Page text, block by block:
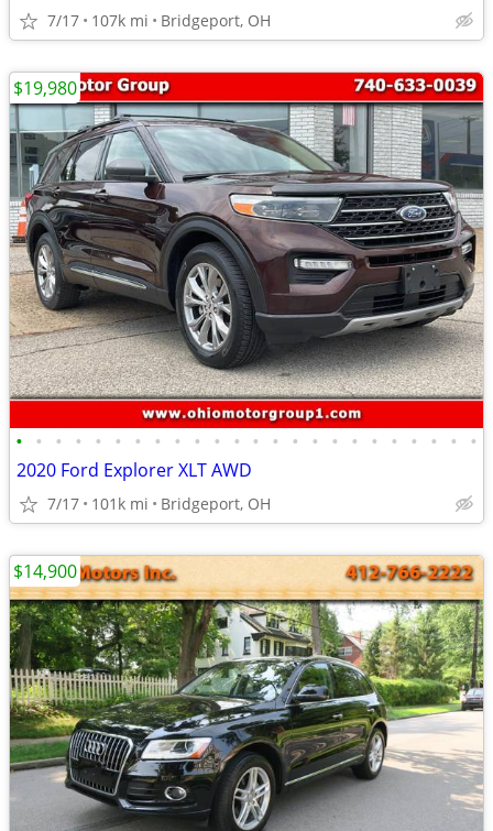
7/17 107k mi Bridgeport, OH
• • • • • • • • • • • • • • • • • • • • • • • •
2020 Ford Explorer XLT AWD
7/17 101k mi Bridgeport, OH
$19,980
$14,900